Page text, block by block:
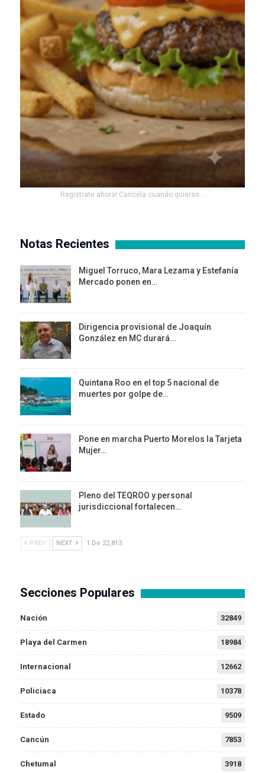
Registrate ahora! Cancela cuando quieras...
Notas Recientes
Miguel Torruco, Mara Lezama y Estefanía
Mercado ponen en…
Dirigencia provisional de Joaquín
González en MC durará…
Quintana Roo en el top 5 nacional de
muertes por golpe de…
Pone en marcha Puerto Morelos la Tarjeta
Mujer…
Pleno del TEQROO y personal
jurisdiccional fortalecen…
PREV NEXT 1 De 22,813
Secciones Populares
Nación 32849
Playa del Carmen 18984
Internacional 12662
Policiaca 10378
Estado 9509
Cancún 7853
Chetumal 3918